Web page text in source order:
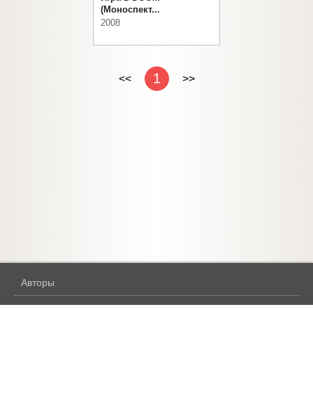
(Моноспект...
2008
<< 1 >>
Авторы